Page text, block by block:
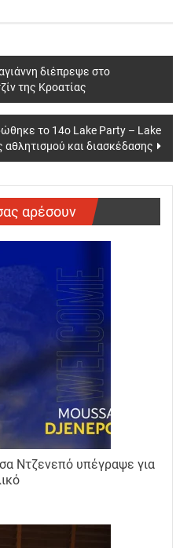
διέπρεψε στο
της Κροατίας
το 14ο Lake Party – Lake
και διασκέδασης
αρέσουν
Ντζενεπό υπέγραψε για